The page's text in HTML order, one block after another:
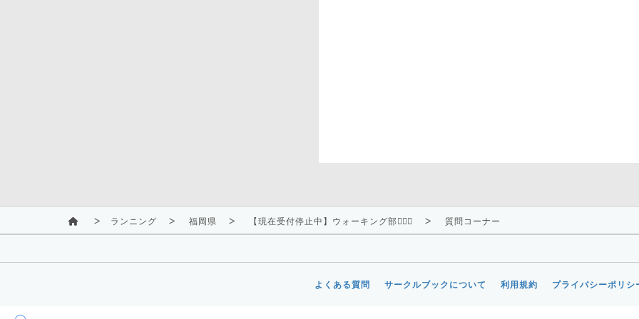
ランニング 福岡県 【現在受付停止中】ウォーキング部🏃🏼‍♀️ 質問コーナー
よくある質問 サークルブックについて 利用規約 プライバシーポリシ